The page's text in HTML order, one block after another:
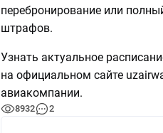
перебронирование или
штрафов.
Узнать актуальное
на официальном сайте
авиакомпании.
8932 2